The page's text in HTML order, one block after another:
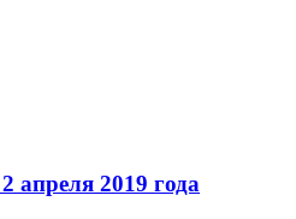
апреля 2019 года